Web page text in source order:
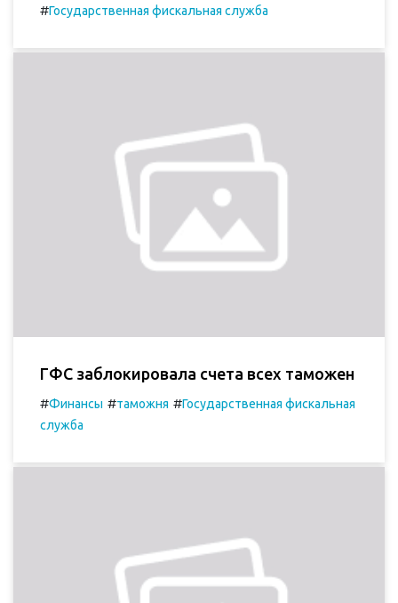
#Государственная фискальная служба
ГФС заблокировала счета всех таможен
#Финансы #таможня #Государственная фискальная
служба